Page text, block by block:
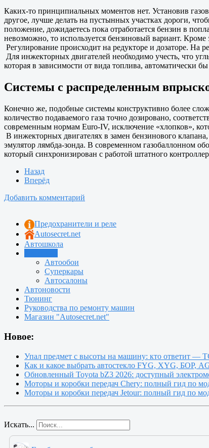
Каких-то принципиальных моментов нет. Установив
другое, лучше делать на пустынных участках дороги,
положение, дожидаетесь пока отработается бензин в
невозможно, то используется бензиновый вариант. Кроме
Регулирование происходит на редукторе и дозаторе. На
Для инжекторных двигателей необходимо учесть, что
которая в зависимости от вида топлива, автоматически
Системы с распределенным
Конечно же, подобные системы конструктивно более
количество подаваемого газа точно дозировано,
современным нормам Euro-IV, исключение «хлопков»,
В инжекторных двигателях в замен бензинового
эмулятор лямбда-зонда. В современном газобаллонном
который синхронизирован с работой штатного
Назад
Вперёд
Добавить комментарий
Предохранители и реле
Autosecret.net
Автошкола
Автообои
Суперкары
Автосалоны
Автоновости
Тюнинг
Руководства по ремонту машин
Магазин "Autosecret.net"
Новое:
Упал предмет с высоты на машину: кто ответит —
Как и какое выбрать автостекло FYG, XYG, БОР,
Обновленный Toyota bZ3 2026: доступный
Моторы и коробки передач Chery: полный гид по
Моторы и коробки передач Jetour: полный гид по
Искать...